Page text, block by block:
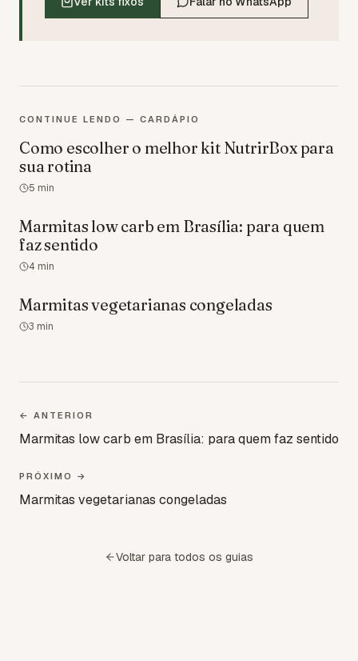
CONTINUE LENDO — CARDÁPIO
Como escolher o melhor kit NutrirBox para
sua rotina
5 min
Marmitas low carb em Brasília: para quem
faz sentido
4 min
Marmitas vegetarianas congeladas
3 min
← ANTERIOR
Marmitas low carb em Brasília: para quem faz sentido
PRÓXIMO →
Marmitas vegetarianas congeladas
Voltar para todos os guias